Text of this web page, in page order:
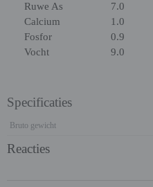
Ruwe As
7.0
Calcium
1.0
Fosfor
0.9
Vocht
9.0
Specificaties
Bruto gewicht
Reacties